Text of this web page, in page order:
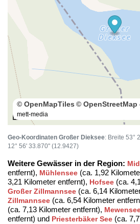
100 m
© OpenMapTiles ©
mett-media
Geo-Koordinaten Großer Dieksee: Breite 53°
12° 56' 33.870" (12.9427)
Weitere Gewässer in der Region:
entfernt), Mühlensee (ca. 1,92
3,21 Kilometer entfernt), Hofsee (ca.
Großer Zillmannsee (ca. 6,14
Zillmannsee (ca. 6,54 Kilometer
(ca. 7,13 Kilometer entfernt),
entfernt) und Priesterbäker See (ca.